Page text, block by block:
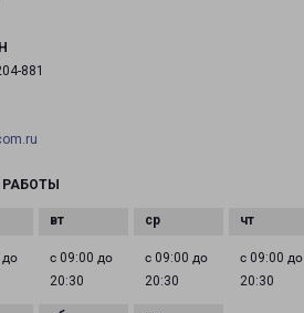
881
до
с 09:00 до
20:30
с 09:00 до
20:30
с 09:00 до
20:30